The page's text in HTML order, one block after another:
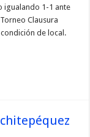
igualando 1-1 ante
Clausura
de local.